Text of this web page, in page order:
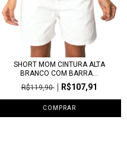
SHORT MOM CINTURA ALTA
BRANCO COM BARRA...
R$119,90
R$107,91
COMPRAR